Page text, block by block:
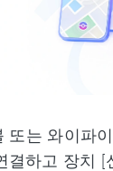
또는 와이파
결하고 장치 [